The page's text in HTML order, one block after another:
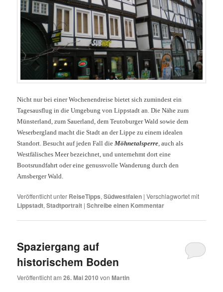
Nicht nur bei einer Wochenendreise bietet sich zumindest ein
Tagesausflug in die Umgebung von Lippstadt an. Die Nähe zum
Münsterland, zum Sauerland, dem Teutoburger Wald sowie dem
Weserbergland macht die Stadt an der Lippe zu einem idealen
Standort. Besucht auf jeden Fall dieMöhnetalsperre, auch als
Westfälisches Meer bezeichnet, und unternehmt dort eine
Bootsrundfahrt oder eine genussvolle Wanderung durch den
Arnsberger Wald.
Veröffentlicht unter ReiseTipps,Südwestfalen |Verschlagwortet mit
Lippstadt,Stadtportrait |Schreibe einen Kommentar
Spaziergang auf
historischem Boden
Veröffentlicht am26. Mai 2010 vonMartin